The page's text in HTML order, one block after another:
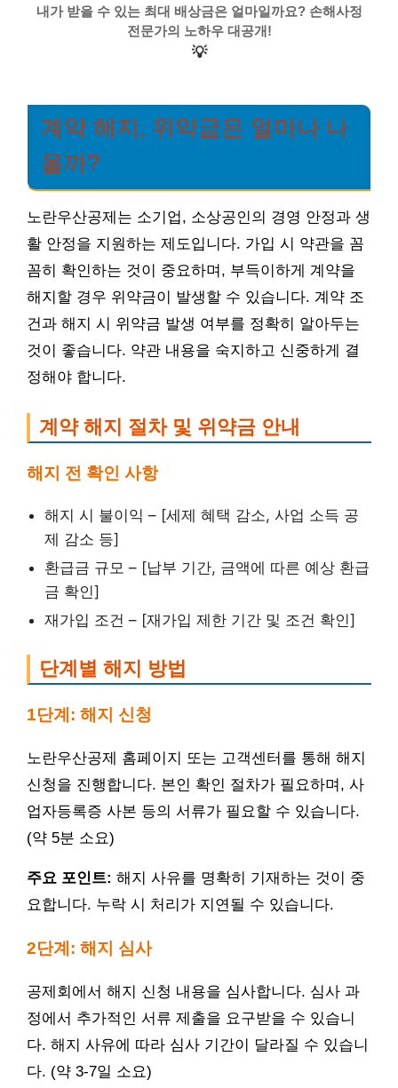
내가 받을 수 있는 최대 배상금은 얼마일까요? 손해사정
전문가의 노하우 대공개!
💡
계약 해지, 위약금은 얼마나 나
올까?
노란우산공제는 소기업, 소상공인의 경영 안정과 생
활 안정을 지원하는 제도입니다. 가입 시 약관을 꼼
꼼히 확인하는 것이 중요하며, 부득이하게 계약을
해지할 경우 위약금이 발생할 수 있습니다. 계약 조
건과 해지 시 위약금 발생 여부를 정확히 알아두는
것이 좋습니다. 약관 내용을 숙지하고 신중하게 결
정해야 합니다.
계약 해지 절차 및 위약금 안내
해지 전 확인 사항
해지 시 불이익 – [세제 혜택 감소, 사업 소득 공
제 감소 등]
환급금 규모 – [납부 기간, 금액에 따른 예상 환급
금 확인]
재가입 조건 – [재가입 제한 기간 및 조건 확인]
단계별 해지 방법
1단계: 해지 신청
노란우산공제 홈페이지 또는 고객센터를 통해 해지
신청을 진행합니다. 본인 확인 절차가 필요하며, 사
업자등록증 사본 등의 서류가 필요할 수 있습니다.
(약 5분 소요)
주요 포인트: 해지 사유를 명확히 기재하는 것이 중
요합니다. 누락 시 처리가 지연될 수 있습니다.
2단계: 해지 심사
공제회에서 해지 신청 내용을 심사합니다. 심사 과
정에서 추가적인 서류 제출을 요구받을 수 있습니
다. 해지 사유에 따라 심사 기간이 달라질 수 있습니
다. (약 3-7일 소요)